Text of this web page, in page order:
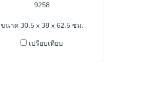
9258
ขนาด 30.5 x 38 x 62.5 ซม.
เปรียบเทียบ